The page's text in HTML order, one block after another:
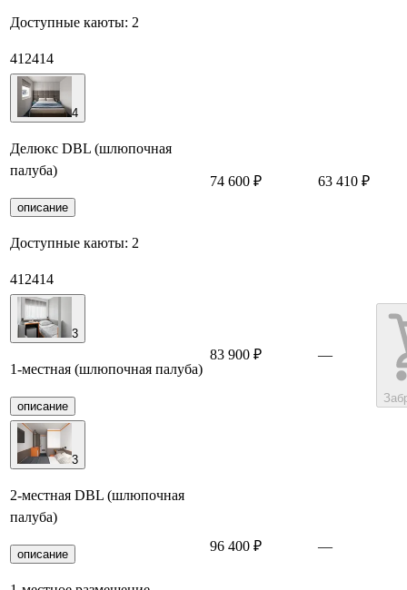
Доступные каюты: 2
412414
4
Делюкс DBL (шлюпочная
палуба)
описание
Доступные каюты: 2
412414
74 600 ₽ 63 410 ₽
3
1-местная (шлюпочная палуба)
описание
83 900 ₽ —
3
2-местная DBL (шлюпочная
палуба)
описание
96 400 ₽ —